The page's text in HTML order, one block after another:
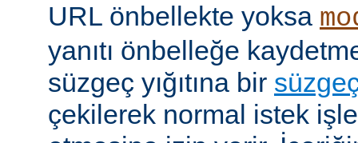
URL önbellekte yoksa
yanıtı önbelleğe
süzgeç yığıtına bir
çekilerek normal istek